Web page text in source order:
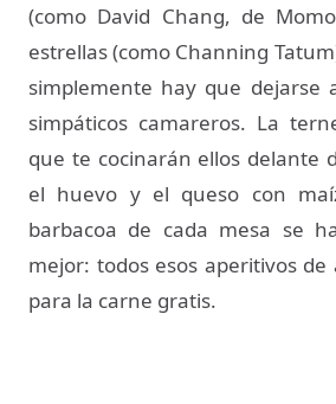
(como David Chang, de
estrellas (como Channing
simplemente hay que dejarse
simpáticos camareros. La
que te cocinarán ellos delante
el huevo y el queso con
barbacoa de cada mesa se
mejor: todos esos aperitivos
para la carne gratis.